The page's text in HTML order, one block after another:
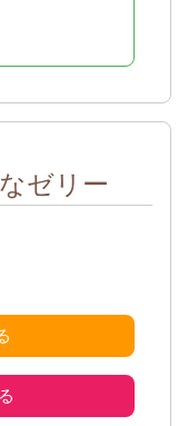
ゼリー